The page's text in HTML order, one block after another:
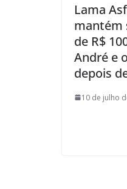
Lama
mantém
de R$
André e
depois
10 de julho